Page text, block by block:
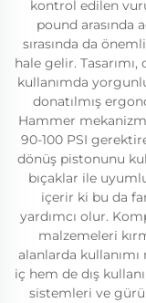
kontrol edilen
pound arasında
sırasında da
hale gelir.
kullanımda
donatılmış
Hammer
90-100 PSI
dönüş pistonunu
bıçaklar ile
içerir ki bu da
yardımcı olur.
malzemeleri
alanlarda
iç hem de dış
sistemleri ve